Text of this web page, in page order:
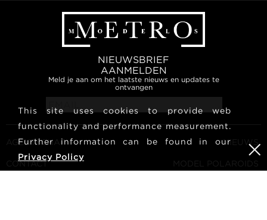
NIEUWSBRIEF
AANMELDEN
Meld je aan om het laatste nieuws en updates te
ontvangen
AGENTSCHAP
CONTACT
NIEUWS
MODEL POLAROIDS
This site uses cookies to provide web
functionality and performance measurement.
Further information can be found in our
Privacy Policy